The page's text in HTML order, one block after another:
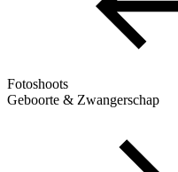
Fotoshoots
Geboorte & Zwangerschap